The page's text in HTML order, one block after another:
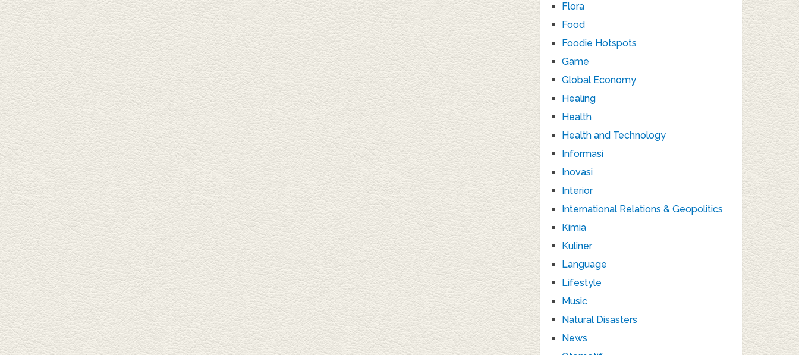
Flora
Food
Foodie Hotspots
Game
Global Economy
Healing
Health
Health and Technology
Informasi
Inovasi
Interior
International Relations & Geopolitics
Kimia
Kuliner
Language
Lifestyle
Music
Natural Disasters
News